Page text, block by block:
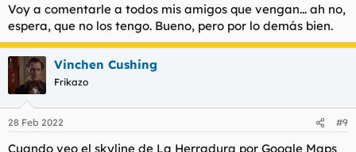
Voy a comentarle a todos mis amigos que vengan... ah no,
espera, que no los tengo. Bueno, pero por lo demás bien.
Vinchen Cushing
Frikazo
28 Feb 2022 #9
Cuando veo el skyline de La Herradura por Google Maps